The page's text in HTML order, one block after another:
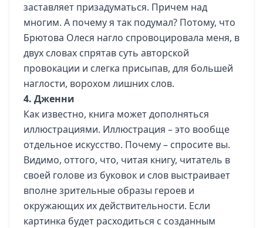
заставляет призадуматься. Причем над
многим. А почему я так подумал? Потому, что
Брютова Олеся нагло спровоцировала меня, в
двух словах спрятав суть авторской
провокации и слегка присыпав, для большей
наглости, ворохом лишних слов.
4. Дженни
Как известно, книга может дополняться
иллюстрациями. Иллюстрация – это вообще
отдельное искусство. Почему – спросите вы.
Видимо, оттого, что, читая книгу, читатель в
своей голове из буковок и слов выстраивает
вполне зрительные образы героев и
окружающих их действительности. Если
картинка будет расходиться с созданным